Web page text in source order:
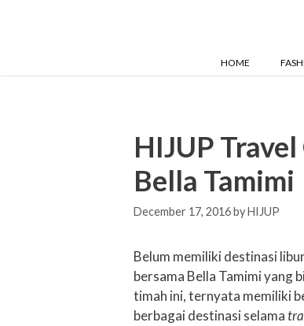
HOME
HIJUP
Bella Tamimi
December 17, 2016byHIJUP
Belum memiliki destinasi
bersama Bella Tamimi yang
timah ini, ternyata memiliki
berbagai destinasi selama